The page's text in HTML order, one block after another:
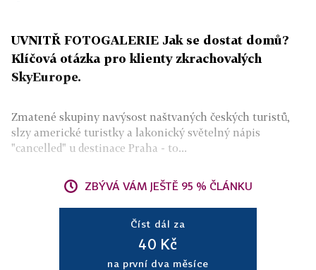
UVNITŘ FOTOGALERIE Jak se dostat domů?
Klíčová otázka pro klienty zkrachovalých
SkyEurope.
Zmatené skupiny navýsost naštvaných českých turistů,
slzy americké turistky a lakonický světelný nápis
"cancelled" u destinace Praha - to...
ZBÝVÁ VÁM JEŠTĚ 95 % ČLÁNKU
Číst dál za
40 Kč
na první dva měsíce